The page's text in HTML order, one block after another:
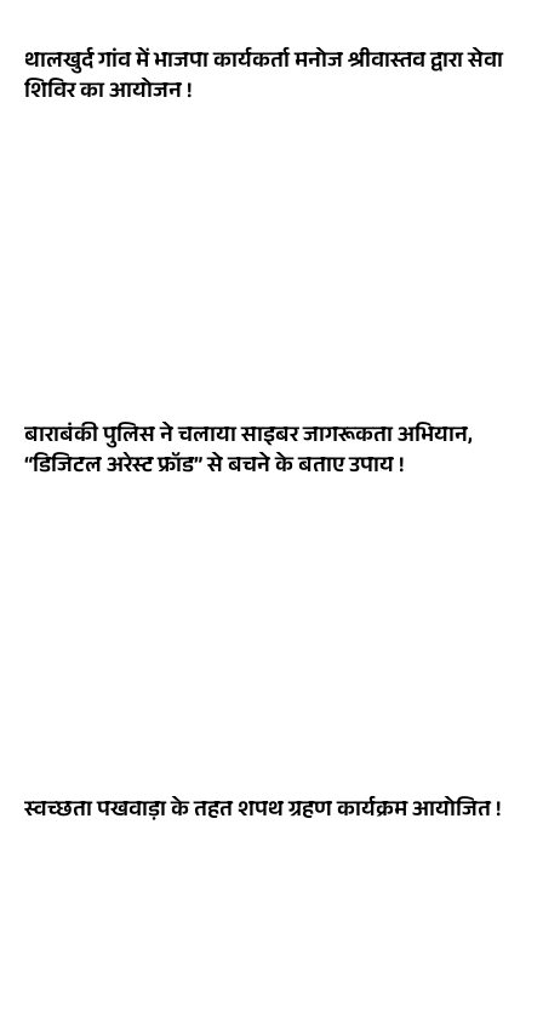
थालखुर्द गांव में भाजपा कार्यकर्ता मनोज श्रीवास्तव द्वारा सेवा
शिविर का आयोजन !
बाराबंकी पुलिस ने चलाया साइबर जागरूकता अभियान,
“डिजिटल अरेस्ट फ्रॉड” से बचने के बताए उपाय !
स्वच्छता पखवाड़ा के तहत शपथ ग्रहण कार्यक्रम आयोजित !